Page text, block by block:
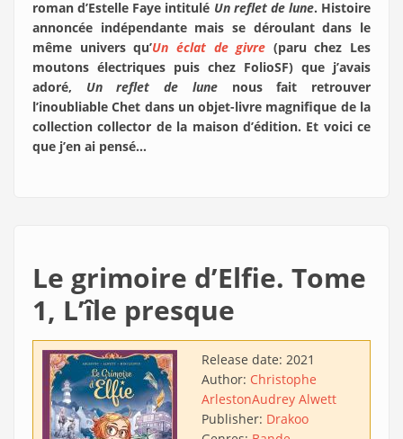
roman d’Estelle Faye intitulé Un reflet de lune. Histoire
annoncée indépendante mais se déroulant dans le
même univers qu’Un éclat de givre (paru chez Les
moutons électriques puis chez FolioSF) que j’avais
adoré, Un reflet de lunenous fait retrouver
l’inoubliable Chet dans un objet-livre magnifique de la
collection collector de la maison d’édition. Et voici ce
que j’en ai pensé…
Le grimoire d’Elfie. Tome
1, L’île presque
Release date: 2021
Author: Christophe
ArlestonAudrey Alwett
Publisher: Drakoo